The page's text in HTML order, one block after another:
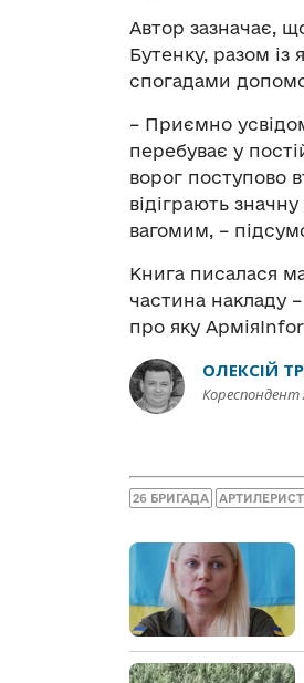
Автор зазначає,
Бутенку, разом із
спогадами
– Приємно
перебуває у
ворог поступово
відіграють
вагомим, –
Книга писалася
частина накладу
про яку
ОЛЕКСІЙ
Кореспондент
26 БРИГАДА